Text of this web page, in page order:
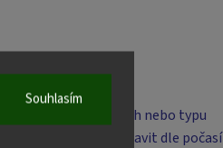
Souhlasím
na podmínkách nebo typu
lze nohy také upravit dle počasí